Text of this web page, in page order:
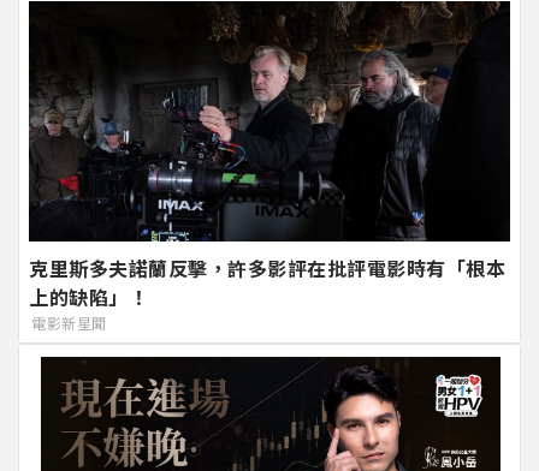
克里斯多夫諾蘭反擊，許多影評在批評電影時有「根本
上的缺陷」！
電影新星聞